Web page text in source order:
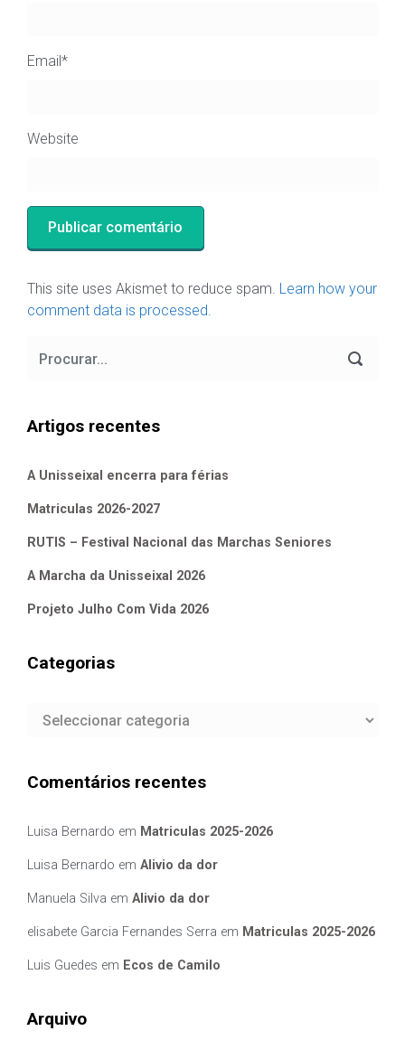
Email*
Website
This site uses Akismet to reduce spam. Learn how your
comment data is processed.
Artigos recentes
A Unisseixal encerra para férias
Matriculas 2026-2027
RUTIS – Festival Nacional das Marchas Seniores
A Marcha da Unisseixal 2026
Projeto Julho Com Vida 2026
Categorias
Categorias
Comentários recentes
Luisa Bernardo em Matriculas 2025-2026
Luisa Bernardo em Alivio da dor
Manuela Silva em Alivio da dor
elisabete Garcia Fernandes Serra em Matriculas 2025-2026
Luis Guedes em Ecos de Camilo
Arquivo